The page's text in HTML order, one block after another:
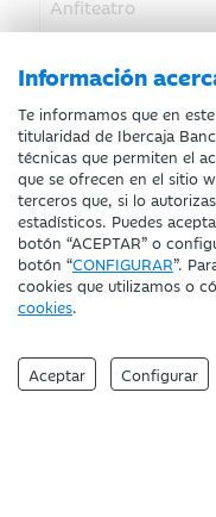
Información
Te informamos que en
titularidad de Ibercaja
técnicas que permiten el
que se ofrecen en el sitio
terceros que, si lo
estadísticos. Puedes
botón “ACEPTAR” o
botón “CONFIGURAR”.
cookies que utilizamos o
cookies.
Aceptar Configurar